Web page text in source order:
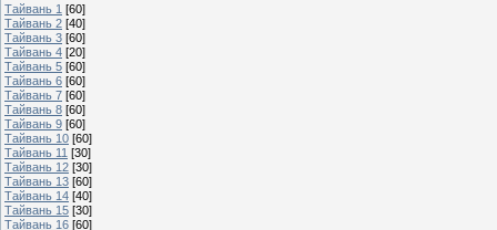
Тайвань 1 [60]
Тайвань 2 [40]
Тайвань 3 [60]
Тайвань 4 [20]
Тайвань 5 [60]
Тайвань 6 [60]
Тайвань 7 [60]
Тайвань 8 [60]
Тайвань 9 [60]
Тайвань 10 [60]
Тайвань 11 [30]
Тайвань 12 [30]
Тайвань 13 [60]
Тайвань 14 [40]
Тайвань 15 [30]
Тайвань 16 [60]